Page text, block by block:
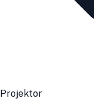
Projektor